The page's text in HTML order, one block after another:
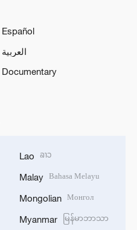
Español
العربية
Documentary
Lao ລາວ
Malay Bahasa Melayu
Mongolian Монгол
Myanmar မြန်မာဘာသာ